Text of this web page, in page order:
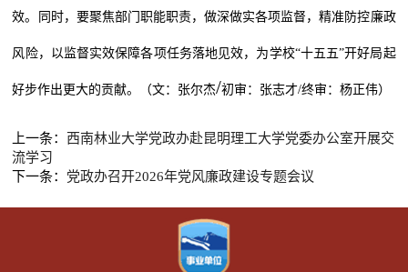
效。同时，要聚焦部门职能职责，做深做实各项监督，精准防控廉政
风险，以监督实效保障各项任务落地见效，为学校“十五五”开好局起
好步作出更大的贡献。（文：张尔杰/初审：张志才/终审：杨正伟）
上一条： 西南林业大学党政办赴昆明理工大学党委办公室开展交
流学习
下一条： 党政办召开2026年党风廉政建设专题会议